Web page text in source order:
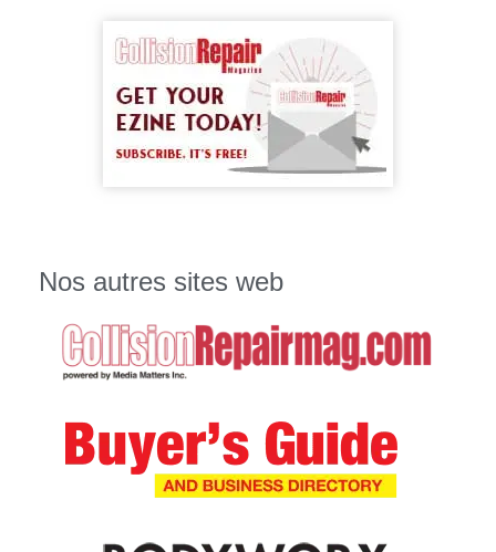
Nos autres sites web